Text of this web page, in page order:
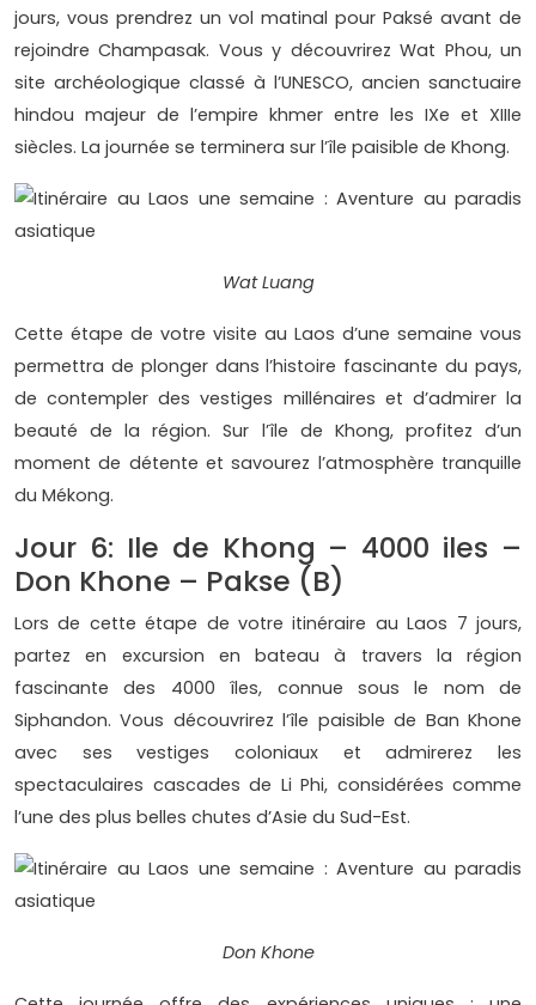
jours, vous prendrez un vol matinal pour Paksé avant de
rejoindre Champasak. Vous y découvrirez Wat Phou, un
site archéologique classé à l’UNESCO, ancien sanctuaire
hindou majeur de l’empire khmer entre les IXe et XIIIe
siècles. La journée se terminera sur l’île paisible de Khong.
Wat Luang
Cette étape de votre visite au Laos d’une semaine vous
permettra de plonger dans l’histoire fascinante du pays,
de contempler des vestiges millénaires et d’admirer la
beauté de la région. Sur l’île de Khong, profitez d’un
moment de détente et savourez l’atmosphère tranquille
du Mékong.
Jour 6: Ile de Khong – 4000 iles –
Don Khone – Pakse (B)
Lors de cette étape de votre itinéraire au Laos 7 jours,
partez en excursion en bateau à travers la région
fascinante des 4000 îles, connue sous le nom de
Siphandon. Vous découvrirez l’île paisible de Ban Khone
avec ses vestiges coloniaux et admirerez les
spectaculaires cascades de Li Phi, considérées comme
l’une des plus belles chutes d’Asie du Sud-Est.
Don Khone